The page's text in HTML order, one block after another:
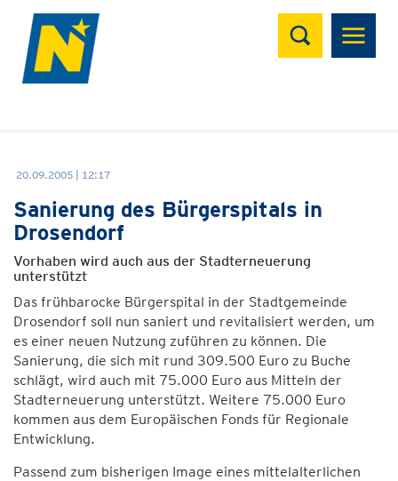
Suchen
20.09.2005 | 12:17
Sanierung des Bürgerspitals in
Drosendorf
Vorhaben wird auch aus der Stadterneuerung
unterstützt
Das frühbarocke Bürgerspital in der Stadtgemeinde
Drosendorf soll nun saniert und revitalisiert werden, um
es einer neuen Nutzung zuführen zu können. Die
Sanierung, die sich mit rund 309.500 Euro zu Buche
schlägt, wird auch mit 75.000 Euro aus Mitteln der
Stadterneuerung unterstützt. Weitere 75.000 Euro
kommen aus dem Europäischen Fonds für Regionale
Entwicklung.
Passend zum bisherigen Image eines mittelalterlichen